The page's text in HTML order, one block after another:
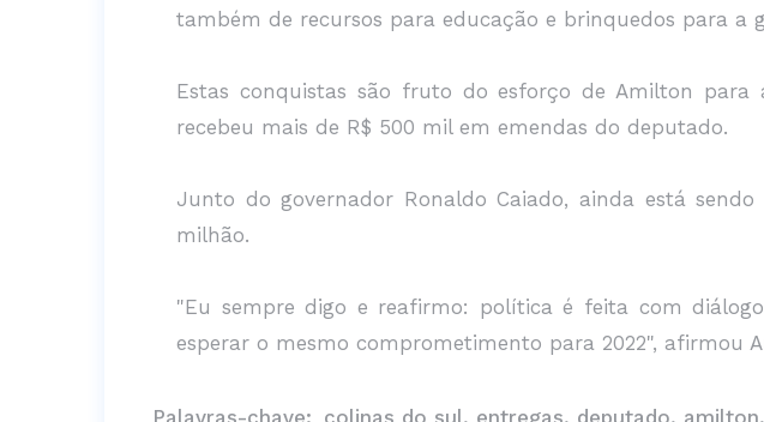
também de recursos para educação e brinquedos para a
Estas conquistas são fruto do esforço de Amilton para
recebeu mais de R$ 500 mil em emendas do deputado.
Junto do governador Ronaldo Caiado, ainda está
milhão.
"Eu sempre digo e reafirmo: política é feita com
esperar o mesmo comprometimento para 2022", afirmou
Palavras-chave: colinas do sul, entregas, deputado,